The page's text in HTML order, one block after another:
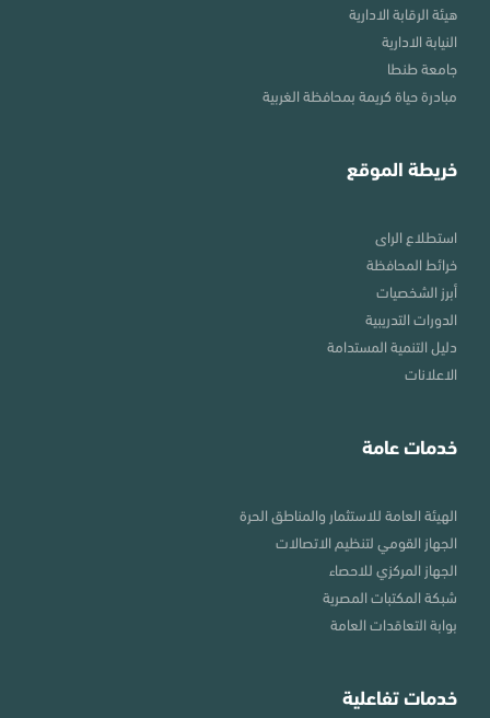
هيئة الرقابة الادارية
النيابة الادارية
جامعة طنطا
مبادرة حياة كريمة بمحافظة الغربية
خريطة الموقع
استطلاع الراى
خرائط المحافظة
أبرز الشخصيات
الدورات التدريبية
دليل التنمية المستدامة
الاعلانات
خدمات عامة
الهيئة العامة للاستثمار والمناطق الحرة
الجهاز القومي لتنظيم الاتصالات
الجهاز المركزي للاحصاء
شبكة المكتبات المصرية
بوابة التعاقدات العامة
خدمات تفاعلية